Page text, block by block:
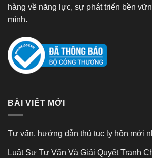
hàng về năng lực, sự phát triển bền
mình.
BÀI VIẾT MỚI
Tư vấn, hướng dẫn thủ tục ly hôn mới
Luật Sư Tư Vấn Và Giải Quyết Tranh